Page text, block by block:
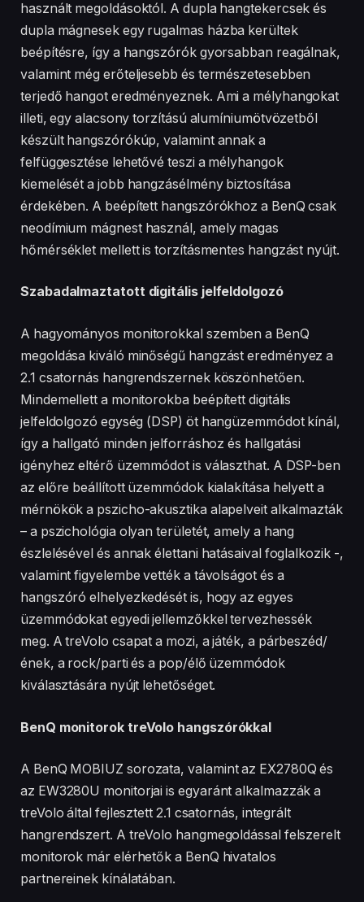
használt megoldásoktól. A dupla hangtekercsek és
dupla mágnesek egy rugalmas házba kerültek
beépítésre, így a hangszórók gyorsabban reagálnak,
valamint még erőteljesebb és természetesebben
terjedő hangot eredményeznek. Ami a mélyhangokat
illeti, egy alacsony torzítású alumíniumötvözetből
készült hangszórókúp, valamint annak a
felfüggesztése lehetővé teszi a mélyhangok
kiemelését a jobb hangzásélmény biztosítása
érdekében. A beépített hangszórókhoz a BenQ csak
neodímium mágnest használ, amely magas
hőmérséklet mellett is torzításmentes hangzást nyújt.
Szabadalmaztatott digitális jelfeldolgozó
A hagyományos monitorokkal szemben a BenQ
megoldása kiváló minőségű hangzást eredményez a
2.1 csatornás hangrendszernek köszönhetően.
Mindemellett a monitorokba beépített digitális
jelfeldolgozó egység (DSP) öt hangüzemmódot kínál,
így a hallgató minden jelforráshoz és hallgatási
igényhez eltérő üzemmódot is választhat. A DSP-ben
az előre beállított üzemmódok kialakítása helyett a
mérnökök a pszicho-akusztika alapelveit alkalmazták
– a pszichológia olyan területét, amely a hang
észlelésével és annak élettani hatásaival foglalkozik -,
valamint figyelembe vették a távolságot és a
hangszóró elhelyezkedését is, hogy az egyes
üzemmódokat egyedi jellemzőkkel tervezhessék
meg. A treVolo csapat a mozi, a játék, a párbeszéd/
ének, a rock/parti és a pop/élő üzemmódok
kiválasztására nyújt lehetőséget.
BenQ monitorok treVolo hangszórókkal
A BenQ MOBIUZ sorozata, valamint az EX2780Q és
az EW3280U monitorjai is egyaránt alkalmazzák a
treVolo által fejlesztett 2.1 csatornás, integrált
hangrendszert. A treVolo hangmegoldással felszerelt
monitorok már elérhetők a BenQ hivatalos
partnereinek kínálatában.